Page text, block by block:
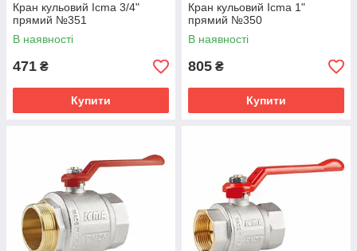
Кран кульовий Icma 3/4"
прямий №351
В наявності
471 ₴
Купити
Кран кульовий Icma 1"
прямий №350
В наявності
805 ₴
Купити